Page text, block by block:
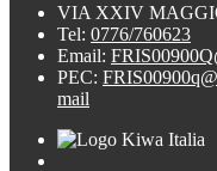
VIA XXIV
Tel: 0776/760623
Email:
PEC:
mail